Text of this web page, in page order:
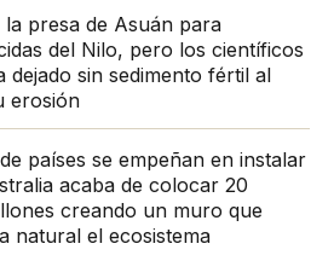
presa de Asuán para
del Nilo, pero los científicos
dejado sin sedimento fértil al
erosión
países se empeñan en instalar
acaba de colocar 20
creando un muro que
natural el ecosistema